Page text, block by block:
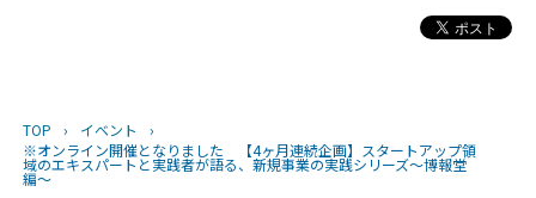
TOP › イベント
›
※オンライン開催となりました 【4ヶ月連続企画】スタートアップ領
域のエキスパートと実践者が語る、新規事業の実践シリーズ〜博報堂
編〜